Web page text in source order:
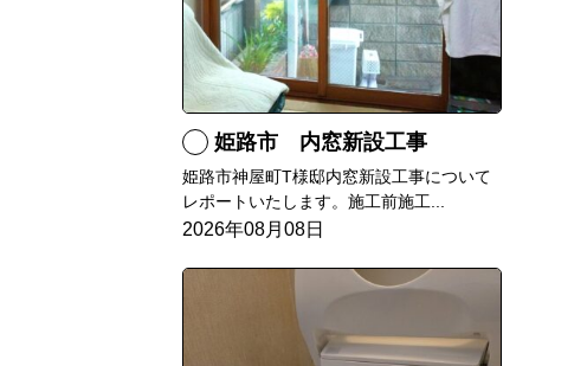
姫路市 内窓新設工事
姫路市神屋町T様邸内窓新設工事について
レポートいたします。施工前施工...
2026年08月08日